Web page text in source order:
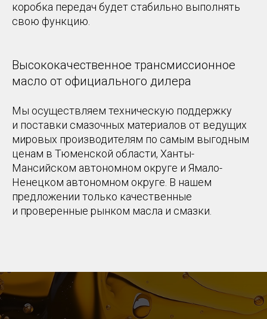
коробка передач будет стабильно выполнять
свою функцию.
Высококачественное трансмиссионное
масло от официального дилера
Мы осуществляем техническую поддержку
и поставки смазочных материалов от ведущих
мировых производителям по самым выгодным
ценам в Тюменской области, Ханты-
Мансийском автономном округе и Ямало-
Ненецком автономном округе. В нашем
предложении только качественные
и проверенные рынком масла и смазки.